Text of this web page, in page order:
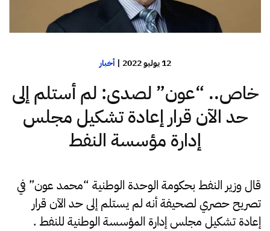
12 يوليو 2022 |أخبار
خاص.. “عون” لصدى: لم أستلم إلى
حد الآن قرار إعادة تشكيل مجلس
إدارة مؤسسة النفط
قال وزير النفط بحكومة الوحدة الوطنية “محمد عون” في
تصريح حصري لصحيفة أنه لم يستلم إلى حد الآن قرار
إعادة تشكيل مجلس إدارة المؤسسة الوطنية للنفط .